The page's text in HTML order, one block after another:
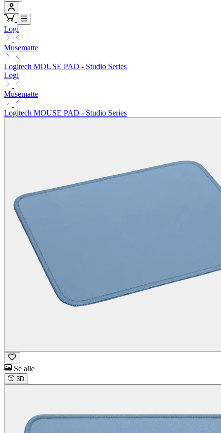
Logi
Musematte
Logitech MOUSE PAD - Studio Series
Logi
Musematte
Logitech MOUSE PAD - Studio Series
Se alle
3D